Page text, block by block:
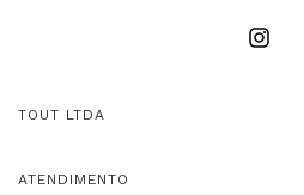
TOUT LTDA
ATENDIMENTO